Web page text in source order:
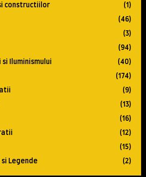
constructiilor (1)
(46)
(3)
(94)
Iluminismului (40)
(174)
(9)
(13)
(16)
(12)
(15)
Legende (2)